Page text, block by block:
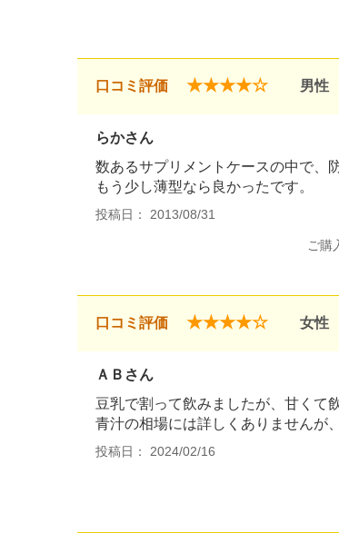
口コミ評価 ★★★★☆ 男性
らかさん
数あるサプリメントケースの中で、
もう少し薄型なら良かったです。
投稿日： 2013/08/31
ご購
口コミ評価 ★★★★☆ 女性
ＡＢさん
豆乳で割って飲みましたが、甘くて
青汁の相場には詳しくありませんが
投稿日： 2024/02/16